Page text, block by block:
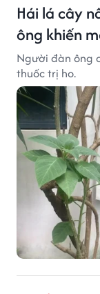
Hái lá cây
ông khiến
Người đàn ông
thuốc trị ho.